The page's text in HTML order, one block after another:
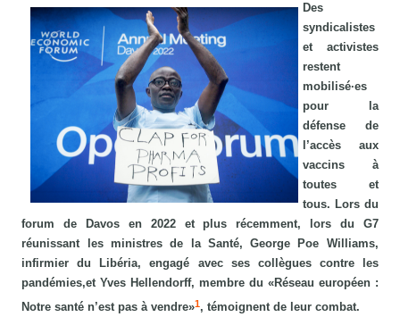
Des
syndicalistes
et activistes
restent
mobilisé·es
pour la
défense de
l’accès aux
vaccins à
toutes et
tous. Lors du
forum de Davos en 2022 et plus récemment, lors du G7
réunissant les ministres de la Santé, George Poe Williams,
infirmier du Libéria, engagé avec ses collègues contre les
pandémies,et Yves Hellendorff, membre du «Réseau européen :
Notre santé n’est pas à vendre»1, témoignent de leur combat.